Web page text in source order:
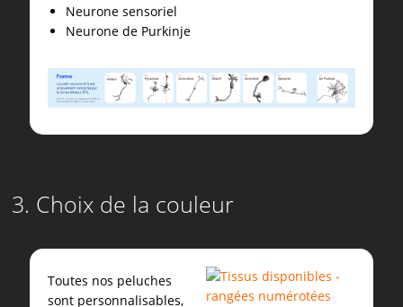
Neurone sensoriel
Neurone de Purkinje
3. Choix de la couleur
Toutes nos peluches
sont personnalisables,